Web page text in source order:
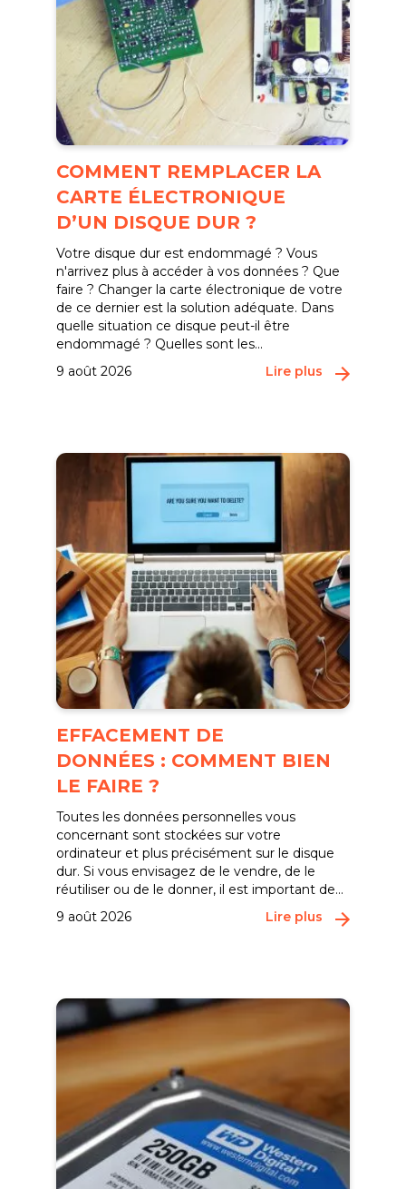
COMMENT REMPLACER LA
CARTE ÉLECTRONIQUE
D’UN DISQUE DUR ?
Votre disque dur est endommagé ? Vous
n'arrivez plus à accéder à vos données ? Que
faire ? Changer la carte électronique de votre
de ce dernier est la solution adéquate. Dans
quelle situation ce disque peut-il être
endommagé ? Quelles sont les...
9 août 2026
Lire plus
EFFACEMENT DE
DONNÉES : COMMENT BIEN
LE FAIRE ?
Toutes les données personnelles vous
concernant sont stockées sur votre
ordinateur et plus précisément sur le disque
dur. Si vous envisagez de le vendre, de le
réutiliser ou de le donner, il est important de...
9 août 2026
Lire plus